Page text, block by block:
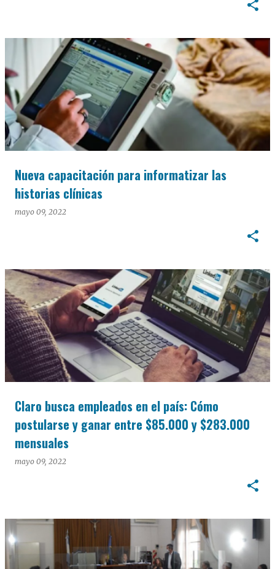
Nueva capacitación para informatizar las
historias clínicas
mayo 09, 2022
Claro busca empleados en el país: Cómo
postularse y ganar entre $85.000 y $283.000
mensuales
mayo 09, 2022